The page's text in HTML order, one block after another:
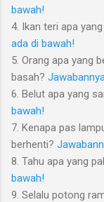
bawah!
4. Ikan teri apa
ada di bawah!
5. Orang apa yang
basah?
6. Belut apa yang
bawah!
7. Kenapa pas
berhenti?
8. Tahu apa yang
bawah!
9. Selalu potong